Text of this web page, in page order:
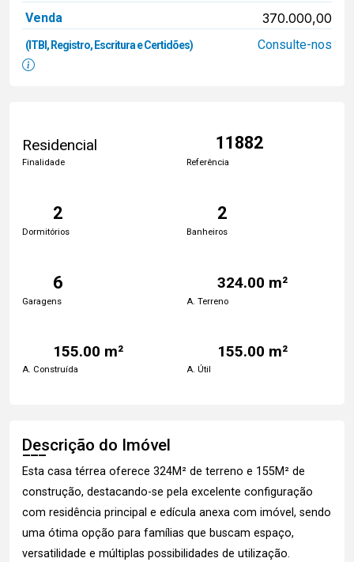
Venda
370.000,00
(ITBI, Registro, Escritura e Certidões) Consulte-nos
Residencial
Finalidade
11882
Referência
2
Dormitórios
2
Banheiros
6
Garagens
324.00 m²
A. Terreno
155.00 m²
A. Construída
155.00 m²
A. Útil
Descrição do Imóvel
Esta casa térrea oferece 324M² de terreno e 155M² de
construção, destacando-se pela excelente configuração
com residência principal e edícula anexa com imóvel, sendo
uma ótima opção para famílias que buscam espaço,
versatilidade e múltiplas possibilidades de utilização.